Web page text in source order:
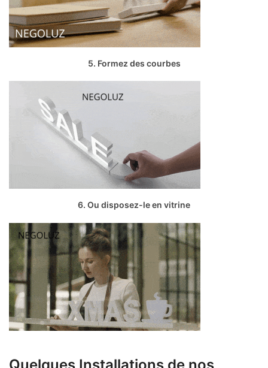
5. Formez des courbes
6. Ou disposez-le en vitrine